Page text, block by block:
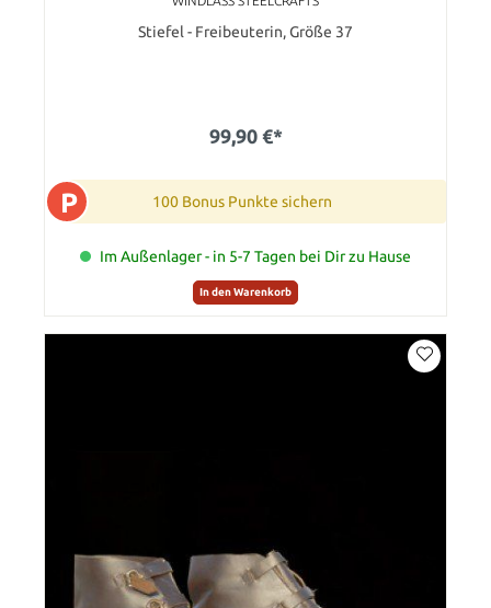
Stiefel - Freibeuterin, Größe 37
99,90 €*
P 100 Bonus Punkte sichern
Im Außenlager - in 5-7 Tagen bei Dir zu Hause
In den Warenkorb